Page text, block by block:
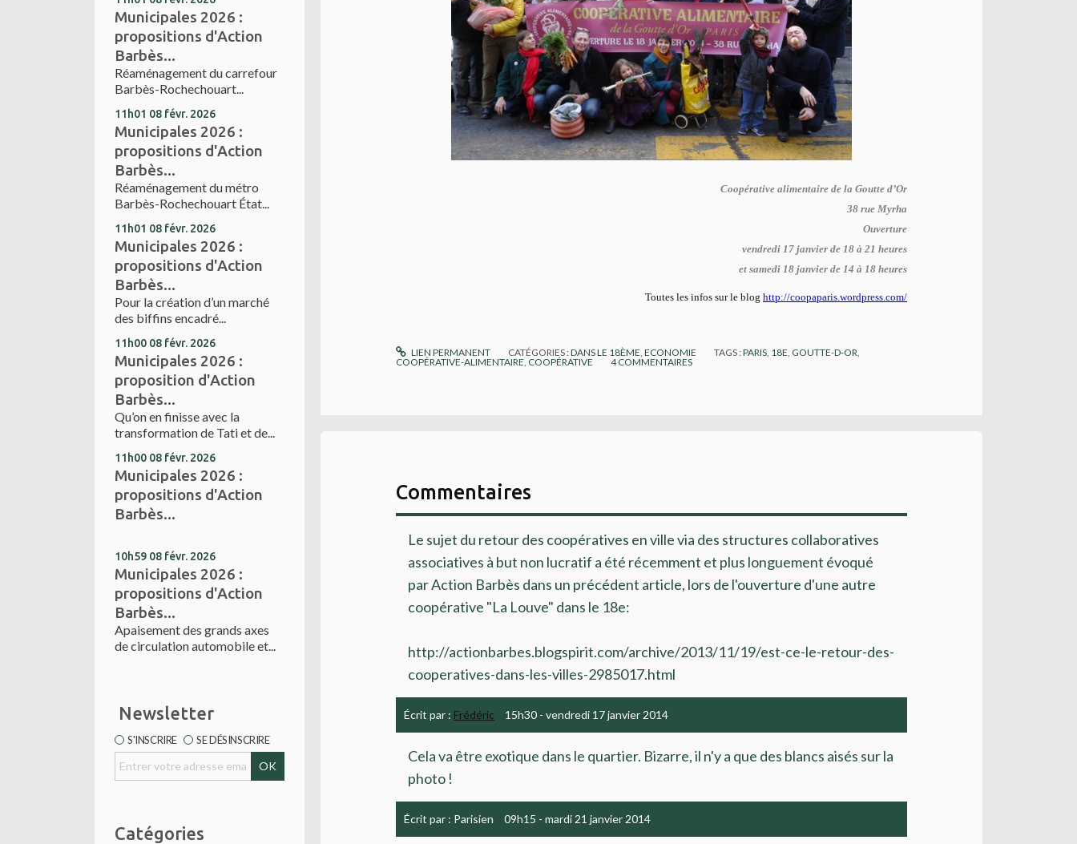
Municipales 2026 :
propositions d'Action
Barbès...
Réaménagement du carrefour
Barbès-Rochechouart...
11h01 08 févr. 2026
Municipales 2026 :
propositions d'Action
Barbès...
Réaménagement du métro
Barbès-Rochechouart État...
11h01 08 févr. 2026
Municipales 2026 :
propositions d'Action
Barbès...
Pour la création d’un marché
des biffins encadré...
11h00 08 févr. 2026
Municipales 2026 :
proposition d'Action
Barbès...
Qu’on en finisse avec la
transformation de Tati et de...
11h00 08 févr. 2026
Municipales 2026 :
propositions d'Action
Barbès...
10h59 08 févr. 2026
Municipales 2026 :
propositions d'Action
Barbès...
Apaisement des grands axes
de circulation automobile et...
Newsletter
S'INSCRIRE SE DÉSINSCRIRE
Catégories
Coopérative alimentaire de la Goutte d’Or
38 rue Myrha
Ouverture
vendredi 17 janvier de 18 à 21 heures
et samedi 18 janvier de 14 à 18 heures
Toutes les infos sur le blog http://coopaparis.wordpress.com/
LIEN PERMANENT CATÉGORIES :DANS LE 18ÈME,ECONOMIE TAGS :PARIS, 18E, GOUTTE-D-OR,
COOPÉRATIVE-ALIMENTAIRE, COOPÉRATIVE 4 COMMENTAIRES
Commentaires
Le sujet du retour des coopératives en ville via des structures collaboratives
associatives à but non lucratif a été récemment et plus longuement évoqué
par Action Barbès dans un précédent article, lors de l'ouverture d'une autre
coopérative "La Louve" dans le 18e:
http://actionbarbes.blogspirit.com/archive/2013/11/19/est-ce-le-retour-des-
cooperatives-dans-les-villes-2985017.html
Écrit par : Frédéric 15h30 - vendredi 17janvier 2014
Cela va être exotique dans le quartier. Bizarre, il n'y a que des blancs aisés sur la
photo !
Écrit par : Parisien 09h15 - mardi 21 janvier 2014